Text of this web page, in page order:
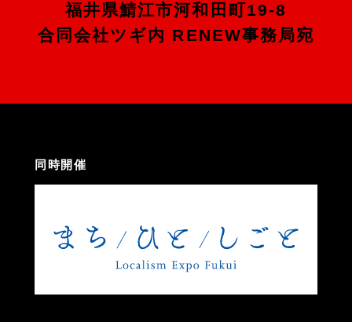
福井県鯖江市河和田町19-8
合同会社ツギ内 RENEW事務局宛
同時開催